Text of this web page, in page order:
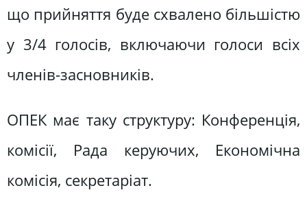
що прийняття буде схвалено більшістю
у 3/4 голосів, включаючи голоси всіх
членів-засновників.
ОПЕК має таку структуру: Конференція,
комісії, Рада керуючих, Економічна
комісія, секретаріат.